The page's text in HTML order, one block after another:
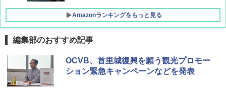
Amazonランキングをもっと見る
D40 地球の歩き方 チェンマイ タイ北部の魅
力的な町 2026～2027 地球の歩き方D アジア
[キャンパーズコレクション 山善] ポップアッ
プテント 傘みたいに広げて畳める パッとサ
ッとサンシェード キューブ フルクローズ メ
BUNDOK(バンドック)ソロ ドーム 1 EX BDK
-08EX カーキ ソロキャンプ ポリエステル フ
レーム テント
編集部のおすすめ記事
OCVB、首里城復興を願う観光プロモー
ション緊急キャンペーンなどを発表